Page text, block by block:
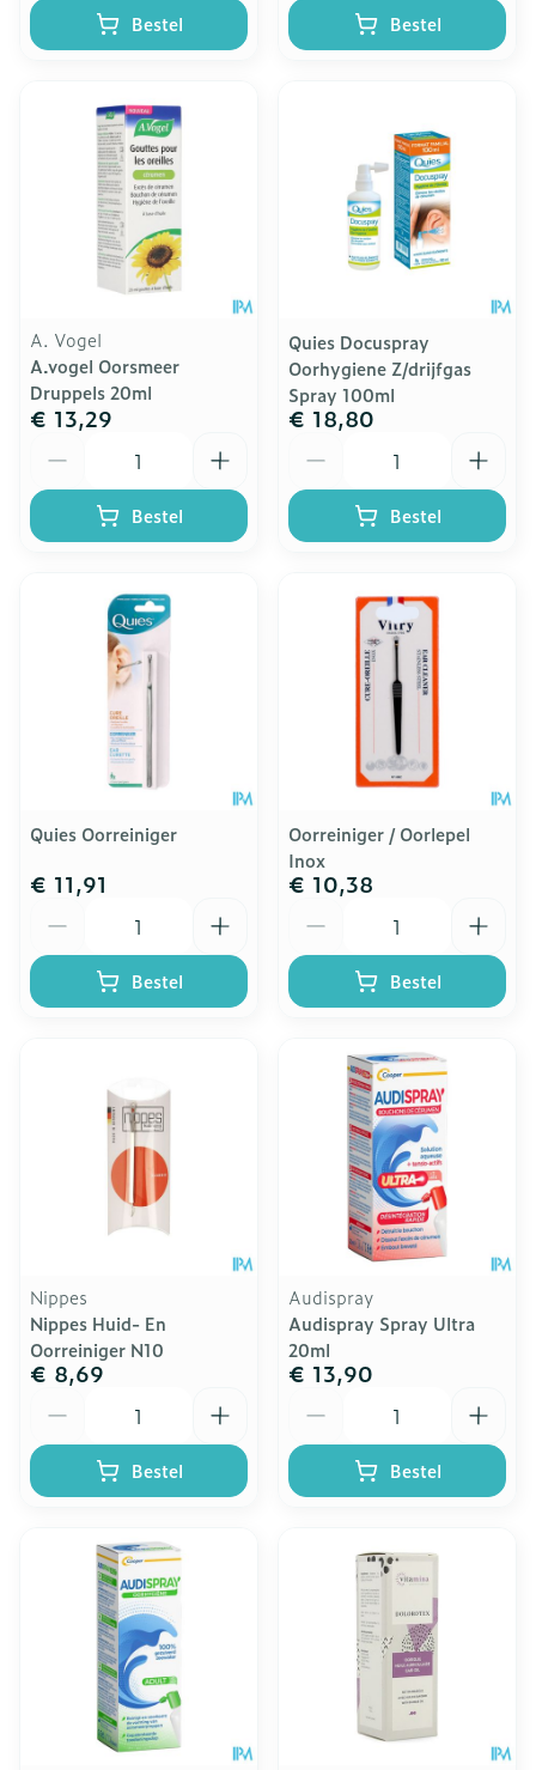
Bestel Bestel
A. Vogel
A.vogel Oorsmeer
Druppels 20ml
€ 13,29
Bestel
Quies Docuspray
Oorhygiene Z/drijfgas
Spray 100ml
€ 18,80
Bestel
Quies Oorreiniger
€ 11,91
Bestel
Oorreiniger / Oorlepel
Inox
€ 10,38
Bestel
Nippes
Nippes Huid- En
Oorreiniger N10
€ 8,69
Bestel
Audispray
Audispray Spray Ultra
20ml
€ 13,90
Bestel